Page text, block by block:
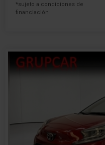
*sujeto a condiciones de
financiación